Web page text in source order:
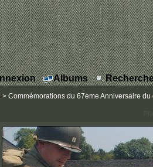
Albums
> Commémorations du 67eme Anniversaire